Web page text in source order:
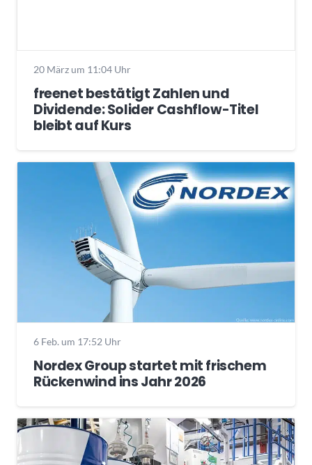
20 März um 11:04 Uhr
freenet bestätigt Zahlen und
Dividende: Solider Cashflow-Titel
bleibt auf Kurs
6 Feb. um 17:52 Uhr
Nordex Group startet mit frischem
Rückenwind ins Jahr 2026